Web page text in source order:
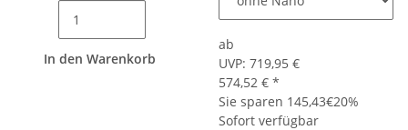
In den Warenkorb
ab
UVP: 719,95 €
574,52 € *
Sie sparen 145,43€20%
Sofort verfügbar